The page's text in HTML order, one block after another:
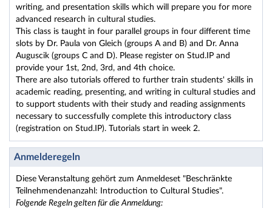
writing, and presentation skills which will prepare you for more
advanced research in cultural studies.
This class is taught in four parallel groups in four different time
slots by Dr. Paula von Gleich (groups A and B) and Dr. Anna
Auguscik (groups C and D). Please register on Stud.IP and
provide your 1st, 2nd, 3rd, and 4th choice.
There are also tutorials offered to further train students' skills in
academic reading, presenting, and writing in cultural studies and
to support students with their study and reading assignments
necessary to successfully complete this introductory class
(registration on Stud.IP). Tutorials start in week 2.
Anmelderegeln
Diese Veranstaltung gehört zum Anmeldeset "Beschränkte
Teilnehmendenanzahl: Introduction to Cultural Studies".
Folgende Regeln gelten für die Anmeldung: